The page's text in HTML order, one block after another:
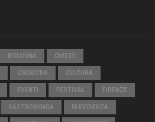
BOLOGNA CHIESE
CREMONA CULTURA
EVENTI FESTIVAL FIRENZE
GASTRONOMIA IN EVIDENZA